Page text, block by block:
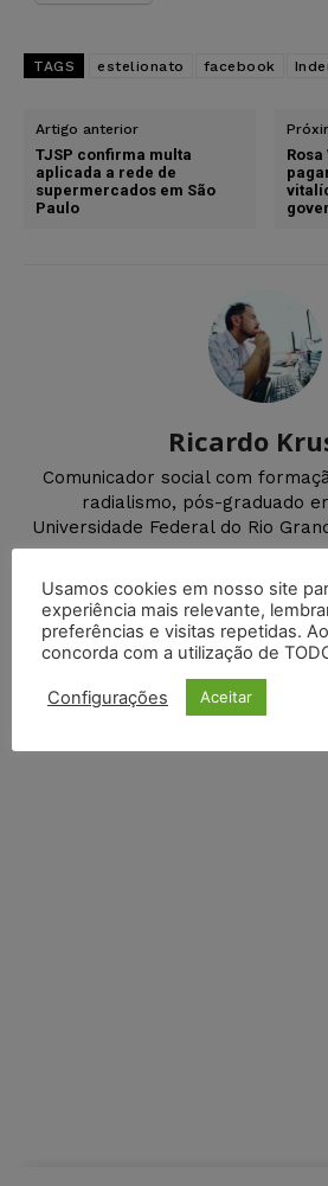
TAGS estelionato facebook
Artigo anterior
TJSP confirma multa
aplicada a rede de
supermercados em São
Paulo
Ricardo
Comunicador social com
radialismo, pós-graduado
Universidade Federal do Rio
DEIXE UM COMENTÁRIO
Facebook Comments
Usamos cookies em nosso site
experiência mais relevante,
preferências e visitas repetidas.
concorda com a utilização de
Configurações Aceitar